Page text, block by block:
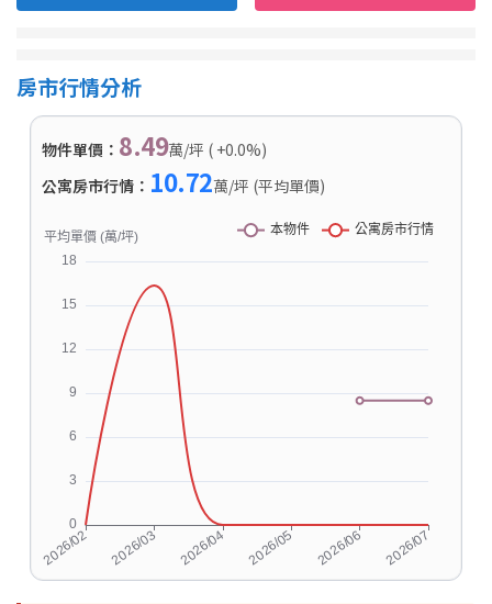
房市行情分析
物件單價： 8.49萬/坪 ( +0.0%)
公寓房市行情： 10.72萬/坪 (平均單價)